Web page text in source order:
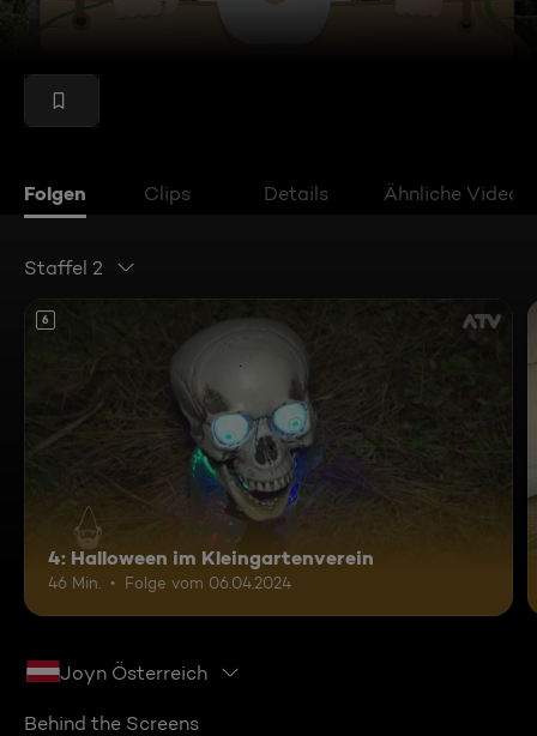
Folgen Clips Details Ähnliche Videos
Staffel 2
6
4: Halloween im Kleingartenverein
46 Min. Folge vom 06.04.2024
Joyn Österreich
Behind the Screens